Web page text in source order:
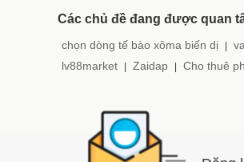
Các chủ đề đang được quan
chọn dòng tế bào xôma biến dị
lv88market Zaidap Cho thuê